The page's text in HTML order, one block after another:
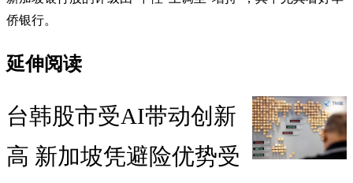
侨银行。
延伸阅读
台韩股市受AI带动创新
高 新加坡凭避险优势受